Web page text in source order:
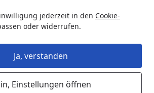
jederzeit in den Cookie-
oder widerrufen.
Ja, verstanden
Einstellungen öffnen